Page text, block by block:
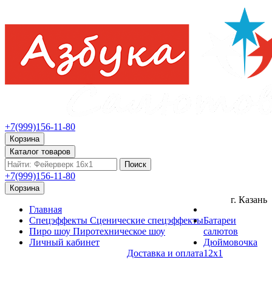
+7(999)156-11-80
Корзина
Каталог товаров
Поиск
+7(999)156-11-80
Корзина
Главная
Спецэффекты Сценические спецэффекты
Пиро шоу Пиротехническое шоу
Личный кабинет
Доставка и оплата
г. Казань
Батареи
салютов
Дюймовочка
12х1